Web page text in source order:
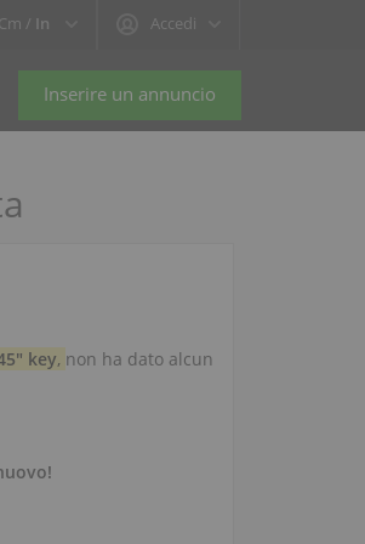
Cm / In Accedi
Inserire un annuncio
key, non ha dato alcun